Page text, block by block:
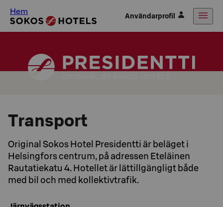
Hem Användarprofil
Transport
Original Sokos Hotel Presidentti är beläget i
Helsingfors centrum, på adressen Eteläinen
Rautatiekatu 4. Hotellet är lättillgängligt både
med bil och med kollektivtrafik.